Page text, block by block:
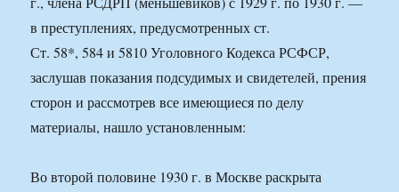
в преступлениях, предусмотренных ст.
Ст. 58*, 584 и 5810 Уголовного Кодекса РСФСР,
заслушав показания подсудимых и свидетелей, прения
сторон и рассмотрев все имеющиеся по делу
материалы, нашло установленным:
Во второй половине 1930 г. в Москве раскрыта